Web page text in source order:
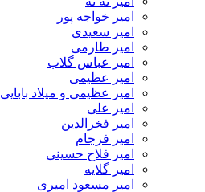
امیر خواجه پور
امیر سعیدی
امیر طارمی
امیر عباس گلاب
امیر عظیمی
امیر عظیمی و میلاد بابایی
امیر علی
امیر فخرالدین
امیر فرجام
امیر فلاح حسینی
امیر گلایه
امیر مسعود امیری